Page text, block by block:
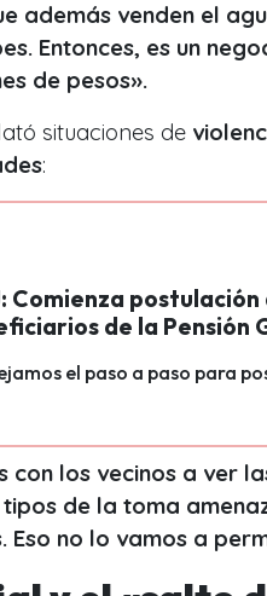
además venden el
Entonces, es un
de pesos».
situaciones de
:
Comienza
de la Pensión
el paso a paso para
con los vecinos a ver
de la toma
no lo vamos a